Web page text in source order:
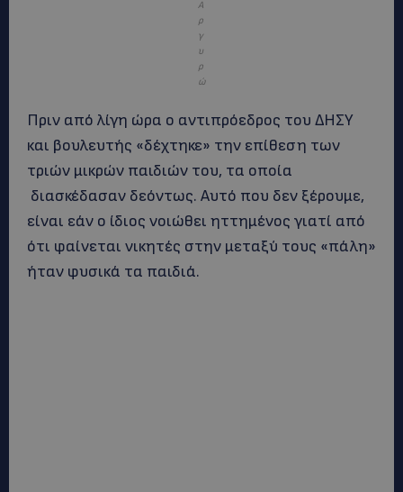
Α
ρ
γ
υ
ρ
ώ
Πριν από λίγη ώρα ο αντιπρόεδρος του ΔΗΣΥ
και βουλευτής «δέχτηκε» την επίθεση των
τριών μικρών παιδιών του, τα οποία
διασκέδασαν δεόντως. Αυτό που δεν ξέρουμε,
είναι εάν ο ίδιος νοιώθει ηττημένος γιατί από
ότι φαίνεται νικητές στην μεταξύ τους «πάλη»
ήταν φυσικά τα παιδιά.